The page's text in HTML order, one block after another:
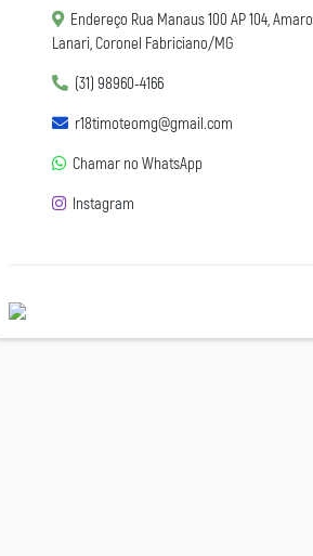
Endereço Rua Manaus 100 AP 104, Amaro
Lanari, Coronel Fabriciano/MG
(31) 98960-4166
r18timoteomg@gmail.com
Chamar no WhatsApp
Instagram